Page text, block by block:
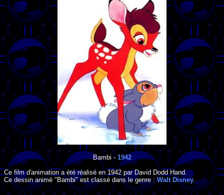
Bambi - 1942
Ce film d'animation a été réalisé en 1942 parDavid Dodd Hand.
Ce dessin animé "Bambi" est classé dans le genre :Walt Disney